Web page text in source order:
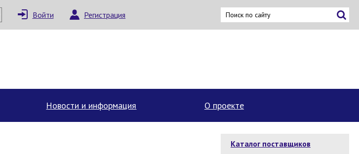
Войти Регистрация
Новости и информация О проекте
Каталог поставщиков